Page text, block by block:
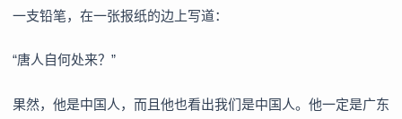
一支铅笔，在一张报纸的边上写道：
“唐人自何处来？”
果然，他是中国人，而且他也看出我们是中国人。他一定是广东